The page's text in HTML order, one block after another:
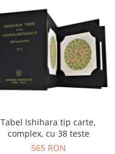
Tabel Ishihara tip carte,
complex, cu 38 teste
565 RON